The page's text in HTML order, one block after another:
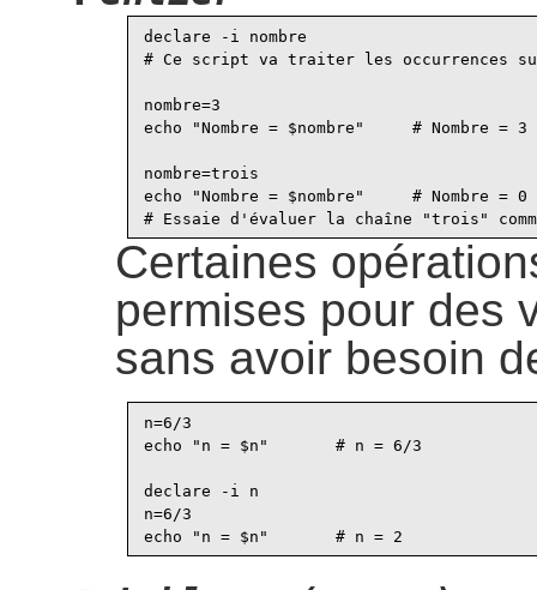
declare -i nombre
# Ce script va traiter les occurrences
nombre=3
echo "Nombre = $nombre"     # Nombre = 3
nombre=trois
echo "Nombre = $nombre"     # Nombre = 0
Certaines
permises pour des
sans avoir besoin
n=6/3
echo "n = $n"       # n = 6/3
declare -i n
n=6/3